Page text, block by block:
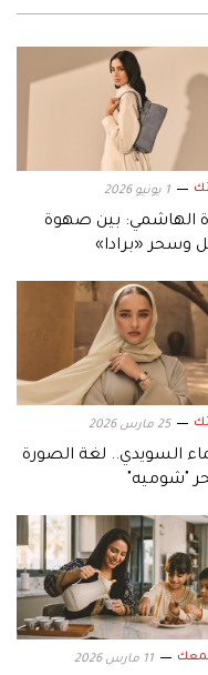
1 يونيو 2026
الهاشمي: بين صهوة
وسحر «برادا»
25 مارس 2026
السويدي.. لغة الصورة
"شوميه"
11 مارس 2026